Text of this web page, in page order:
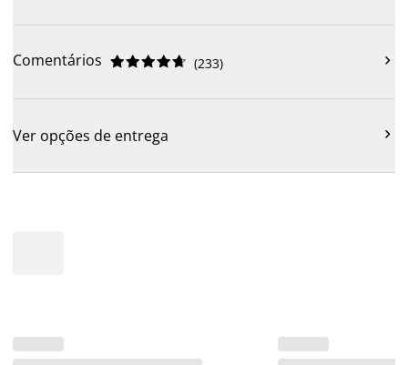
Comentários 




 (233) 
Ver opções de entrega 